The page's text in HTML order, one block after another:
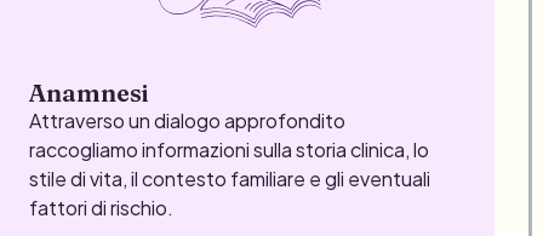
Anamnesi
Attraverso un dialogo approfondito
raccogliamo informazioni sulla storia clinica, lo
stile di vita, il contesto familiare e gli eventuali
fattori di rischio.